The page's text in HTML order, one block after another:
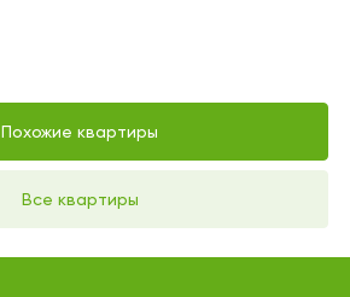
Похожие квартиры
Все квартиры